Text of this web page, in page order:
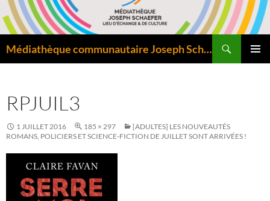
Aller
au
contenu
Médiathèque communautaire Joseph Schaefer de Bitche – Pôle départemental de lecture publique
RPJUIL3
1 JUILLET 2016 185 × 297
[ADULTES] LES NOUVEAUTÉS
ROMANS, POLICIERS ET SCIENCE-FICTION DE JUILLET SONT ARRIVÉES !